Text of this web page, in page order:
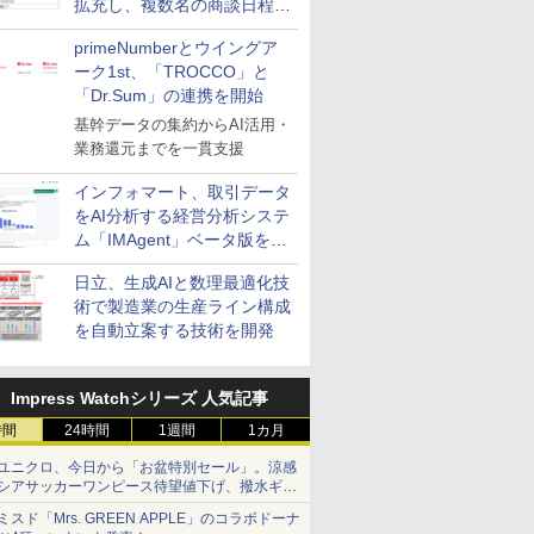
拡充し、複数名の商談日程調
整を効率化
primeNumberとウイングア
ーク1st、「TROCCO」と
「Dr.Sum」の連携を開始
基幹データの集約からAI活用・
業務還元までを一貫支援
インフォマート、取引データ
をAI分析する経営分析システ
ム「IMAgent」ベータ版を提
供
日立、生成AIと数理最適化技
術で製造業の生産ライン構成
を自動立案する技術を開発
Impress Watchシリーズ 人気記事
24時間 1週間 1カ月
ニクロ、今日から「お盆特別セール」。涼感
アサッカーワンピース待望値下げ、撥水ギア
ョーツは1990円に
スド「Mrs. GREEN APPLE」のコラボドーナ